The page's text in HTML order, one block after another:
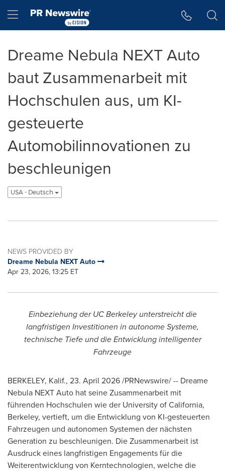
Hamburger menu
Dreame Nebula NEXT Auto
baut Zusammenarbeit mit
Hochschulen aus, um KI-
gesteuerte
Automobilinnovationen zu
beschleunigen
USA - Deutsch
NEWS PROVIDED BY
Dreame Nebula NEXT Auto
Apr 23, 2026, 13:25 ET
Einbeziehung der UC Berkeley unterstreicht die
langfristigen Investitionen in autonome Systeme,
technische Tiefe und die Entwicklung intelligenter
Fahrzeuge
BERKELEY, Kalif., 23. April 2026/PRNewswire/ -- Dreame
Nebula NEXT Auto hat seine Zusammenarbeit mit
führenden Hochschulen wie der University of California,
Berkeley, vertieft, um die Entwicklung von KI-gesteuerten
Fahrzeugen und autonomen Systemen der nächsten
Generation zu beschleunigen. Die Zusammenarbeit ist
Ausdruck eines langfristigen Engagements für die
Weiterentwicklung von Kerntechnologien, welche die